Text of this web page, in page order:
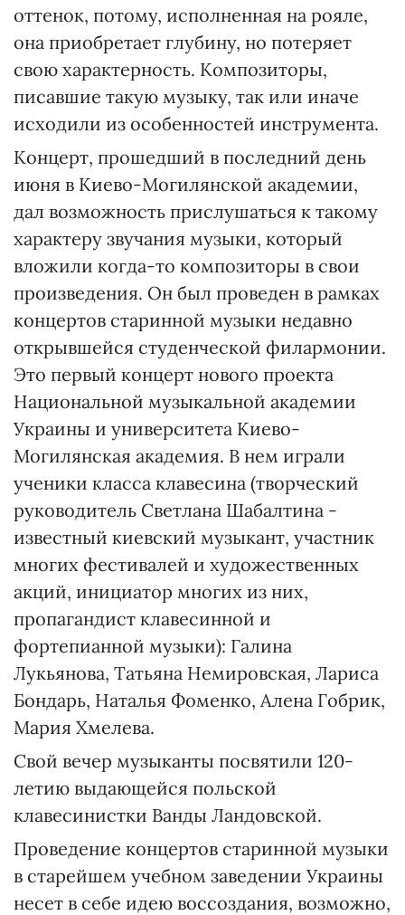
оттенок, потому, исполненная на рояле,
она приобретает глубину, но потеряет
свою характерность. Композиторы,
писавшие такую музыку, так или иначе
исходили из особенностей инструмента.
Концерт, прошедший в последний день
июня в Киево-Могилянской академии,
дал возможность прислушаться к такому
характеру звучания музыки, который
вложили когда-то композиторы в свои
произведения. Он был проведен в рамках
концертов старинной музыки недавно
открывшейся студенческой филармонии.
Это первый концерт нового проекта
Национальной музыкальной академии
Украины и университета Киево-
Могилянская академия. В нем играли
ученики класса клавесина (творческий
руководитель Светлана Шабалтина -
известный киевский музыкант, участник
многих фестивалей и художественных
акций, инициатор многих из них,
пропагандист клавесинной и
фортепианной музыки): Галина
Лукьянова, Татьяна Немировская, Лариса
Бондарь, Наталья Фоменко, Алена Гобрик,
Мария Хмелева.
Свой вечер музыканты посвятили 120-
летию выдающейся польской
клавесинистки Ванды Ландовской.
Проведение концертов старинной музыки
в старейшем учебном заведении Украины
несет в себе идею воссоздания, возможно,